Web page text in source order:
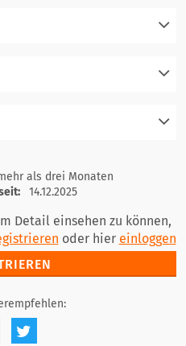
registrieren
als drei Monaten
14.12.2025
Detail einsehen zu können,
oder hier einloggen